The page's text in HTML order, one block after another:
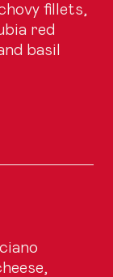
fillets,
red
basil